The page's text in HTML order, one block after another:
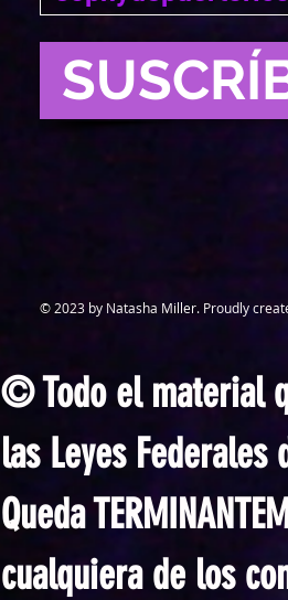
© 2023 by Natasha Miller. Proudly
© Todo el material
las Leyes Federales
Queda
cualquiera de los